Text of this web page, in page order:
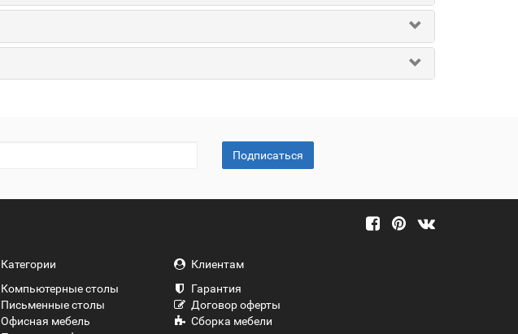
Подписаться
Категории
Компьютерные столы
Письменные столы
Офисная мебель
Клиентам
Гарантия
Договор оферты
Сборка мебели